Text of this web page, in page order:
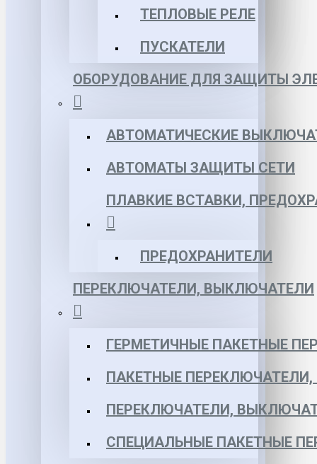
ТЕПЛОВЫЕ РЕЛЕ
ПУСКАТЕЛИ
ОБОРУДОВАНИЕ ДЛЯ ЗАЩИТЫ
АВТОМАТИЧЕСКИЕ
АВТОМАТЫ ЗАЩИТЫ СЕТИ
ПЛАВКИЕ ВСТАВКИ,
ПРЕДОХРАНИТЕЛИ
ПЕРЕКЛЮЧАТЕЛИ, ВЫКЛЮЧАТЕЛИ
ГЕРМЕТИЧНЫЕ ПАКЕТНЫЕ
ПАКЕТНЫЕ
ПЕРЕКЛЮЧАТЕЛИ,
СПЕЦИАЛЬНЫЕ ПАКЕТНЫЕ